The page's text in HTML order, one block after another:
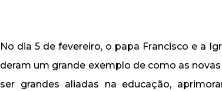
No dia 5 de fevereiro, o papa Francisco e a
deram um grande exemplo de como as
ser grandes aliadas na educação,